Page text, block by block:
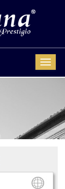
Menu